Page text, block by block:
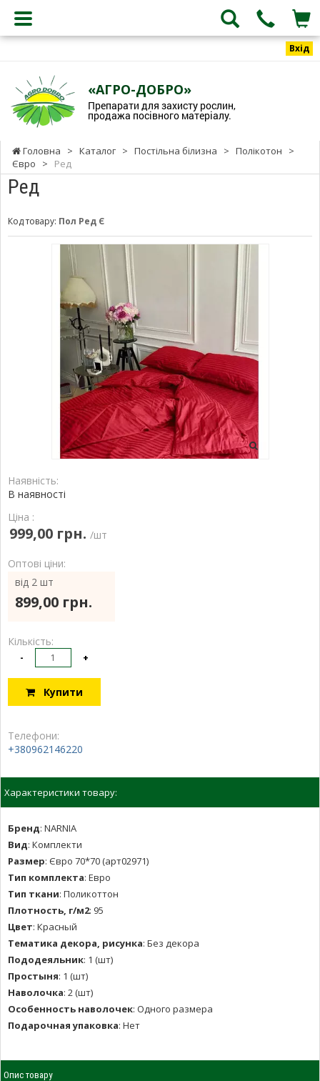
Вхід
«АГРО-ДОБРО»
Препарати для захисту рослин,
продажа посівного матеріалу.
Головна > Каталог > Постільна білизна > Полікотон
>
Євро
> Ред
Ред
Код товару: Пол Ред Є
Наявність:
В наявності
Ціна :
999,00 грн. /шт
Оптові ціни:
від 2 шт
899,00 грн.
Кількість:
- +
Купити
Телефони:
+380962146220
Характеристики товару:
Бренд: NARNIA
Вид: Комплекти
Размер: Євро 70*70 (арт02971)
Тип комплекта: Евро
Тип ткани: Поликоттон
Плотность, г/м2: 95
Цвет: Красный
Тематика декора, рисунка: Без декора
Пододеяльник: 1 (шт)
Простыня: 1 (шт)
Наволочка: 2 (шт)
Особенность наволочек: Одного размера
Подарочная упаковка: Нет
Опис товару